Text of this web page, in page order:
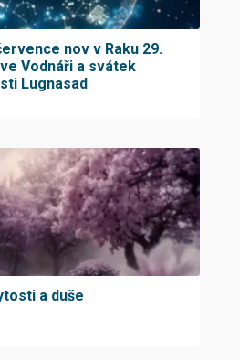
nov v Raku 29.
Vodnáři a svátek
Lugnasad
a duše